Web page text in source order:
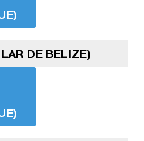
DE BELIZE)